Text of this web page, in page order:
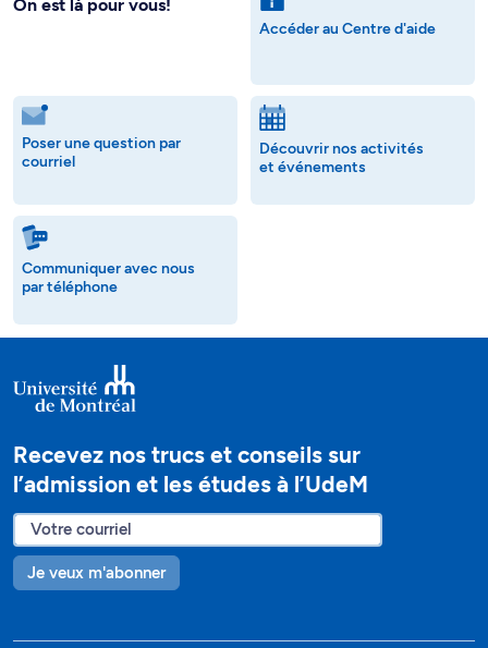
On est là pour vous!
Accéder au Centre d'aide
Poser une question par
courriel
Découvrir nos activités
et événements
Communiquer avec nous
par téléphone
Recevez nos trucs et conseils sur
l’admission et les études à l’UdeM
Je veux m'abonner